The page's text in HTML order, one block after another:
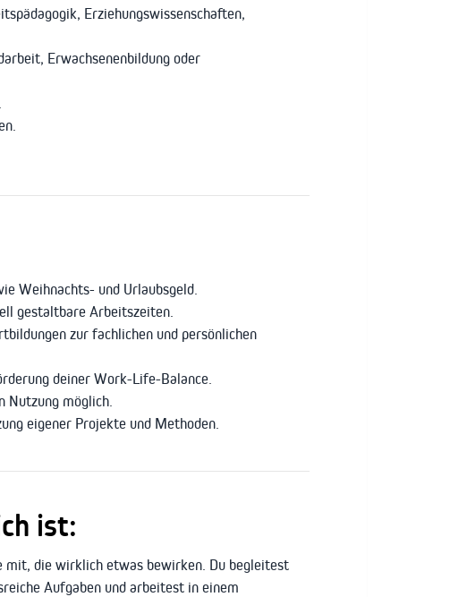
Erziehungswissenschaften,
Erwachsenenbildung oder
Weihnachts- und Urlaubsgeld.
gestaltbare Arbeitszeiten.
zur fachlichen und persönlichen
deiner Work-Life-Balance.
Nutzung möglich.
eigener Projekte und Methoden.
ist:
mit, die wirklich etwas bewirken. Du begleitest
Aufgaben und arbeitest in einem